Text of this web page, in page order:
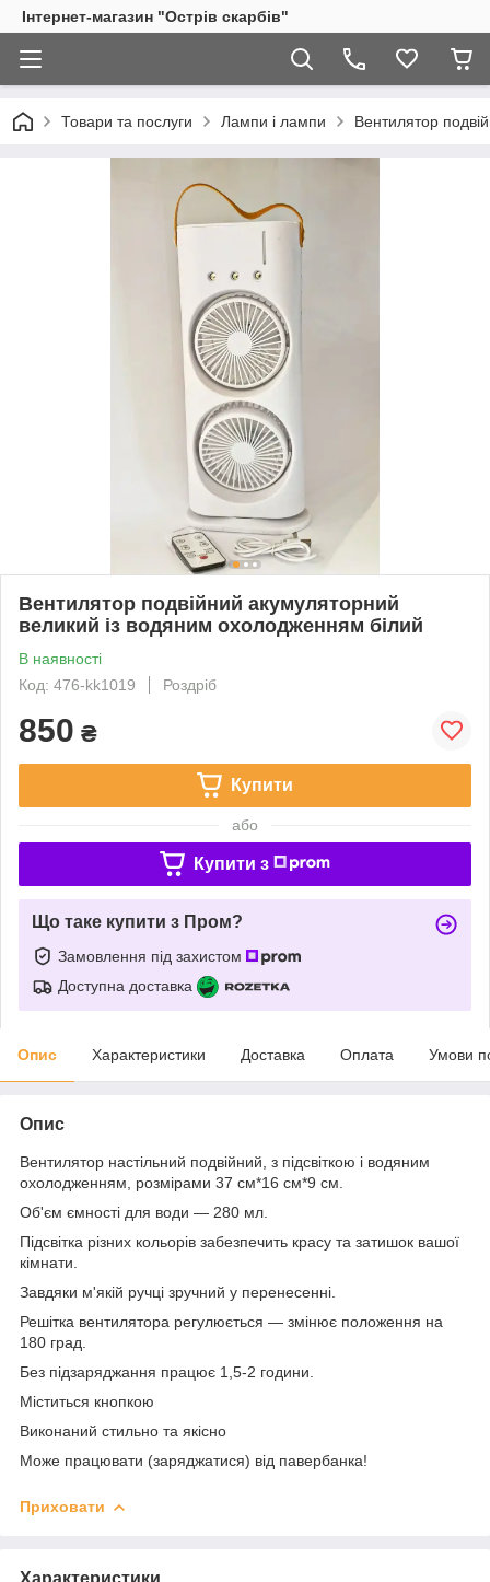
Інтернет-магазин "Острів скарбів"
Товари та послуги Лампи і лампи Вентилятор
Вентилятор подвійний акумуляторний
великий із водяним охолодженням білий
В наявності
Код: 476-kk1019
Роздріб
850 ₴
Купити
або
Купити з
Що таке купити з Пром?
Замовлення під захистом
Доступна доставка
Опис Характеристики Доставка Оплата Умови
Опис
Вентилятор настільний подвійний, з підсвіткою і водяним
охолодженням, розмірами 37 см*16 см*9 см.
Об'єм ємності для води — 280 мл.
Підсвітка різних кольорів забезпечить красу та затишок вашої
кімнати.
Завдяки м'якій ручці зручний у перенесенні.
Решітка вентилятора регулюється — змінює положення на
180 град.
Без підзаряджання працює 1,5-2 години.
Міститься кнопкою
Виконаний стильно та якісно
Може працювати (заряджатися) від павербанка!
Приховати
Характеристики